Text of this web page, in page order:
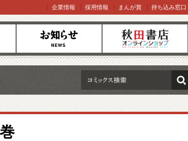
お知らせ オンラインショップ
企業情報 採用情報 まんが賞 持ち込み窓口
検索